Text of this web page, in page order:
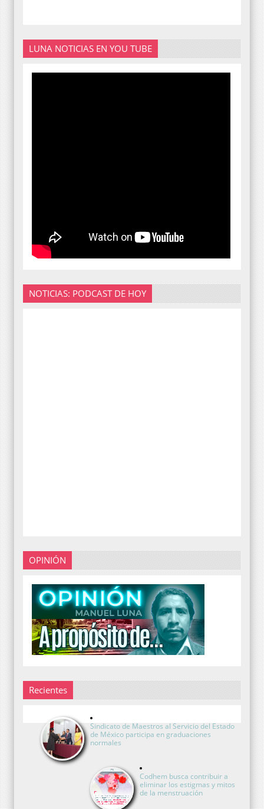
LUNA NOTICIAS EN YOU TUBE
NOTICIAS: PODCAST DE HOY
OPINIÓN
Recientes
Sindicato de Maestros al Servicio del Estado
de México participa en graduaciones
normales
Codhem busca contribuir a
eliminar los estigmas y mitos
de la menstruación